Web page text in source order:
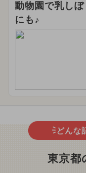
動物園で乳し
にも♪
どんな
東京都